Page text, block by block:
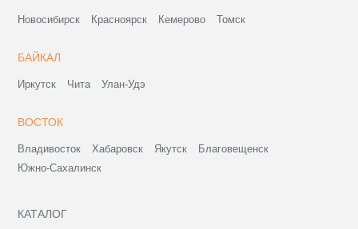
Новосибирск Красноярск Кемерово Томск
БАЙКАЛ
Иркутск Чита Улан-Удэ
ВОСТОК
Владивосток Хабаровск Якутск
Благовещенск
Южно-Сахалинск
КАТАЛОГ